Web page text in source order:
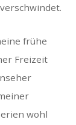
frühe
Freizeit
wohl